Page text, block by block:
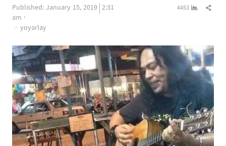
Published:January 15, 2019 2:31
am
Author
yoyarlay
4453